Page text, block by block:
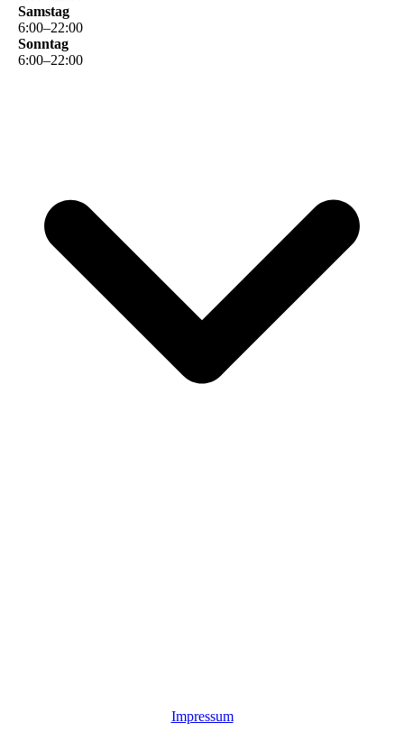
Samstag
6:00–22:00
Sonntag
6:00–22:00
Impressum